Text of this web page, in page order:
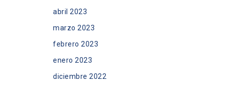
abril 2023
marzo 2023
febrero 2023
enero 2023
diciembre 2022